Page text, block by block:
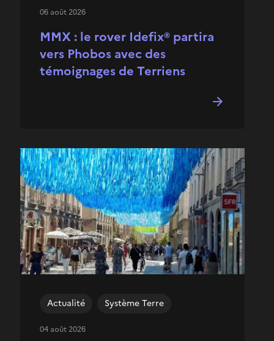
MMX : le rover Idefix® partira
vers Phobos avec des
témoignages de Terriens
06 août 2026
Actualité Système Terre
04 août 2026